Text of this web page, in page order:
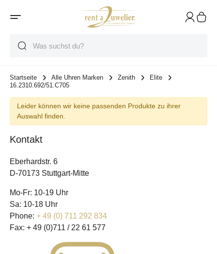
Startseite Alle Uhren Marken Zenith
Elite
16.2310.692/51.C705
Leider können wir keine passenden Produkte zu ihrer
Auswahl finden.
Kontakt
Eberhardstr. 6
D-70173 Stuttgart-Mitte
Mo-Fr: 10-19 Uhr
Sa: 10-18 Uhr
Phone: + 49 (0) 711 292 834
Fax: + 49 (0)711 / 22 61 577